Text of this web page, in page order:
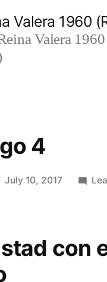
Valera 1960
Valera 1960
4
July 10, 2017
con